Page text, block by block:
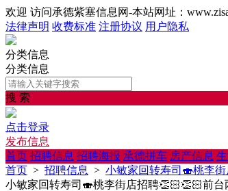
欢迎 访问承德紫塞信息网-本站网址：
法律声明 收费标准 注册协议 用户隐私
分类信息
分类信息
搜 索
点击登录
发布信息
首页 招聘信息 招聘海报 承德拼车 房产信息
首页 > 招聘信息 > 小敏家回转寿司🍣桃李
小敏家回转寿司🍣桃李街店招聘👏🏻👏🏻前台